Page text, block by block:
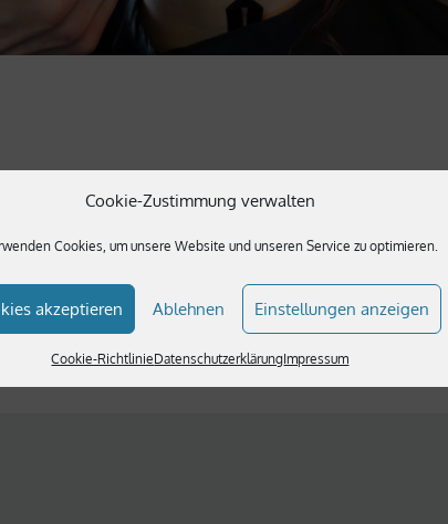
Cookie-Zustimmung verwalten
Cookies, um unsere Website und unseren Service zu optimieren.
akzeptieren Ablehnen Einstellungen anzeigen
Cookie-RichtlinieDatenschutzerklärungImpressum